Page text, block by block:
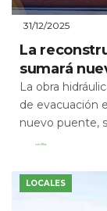
31/12/2025
La
sumará
La obra
de evacuación
nuevo puente,
Leer Más
LOCALES